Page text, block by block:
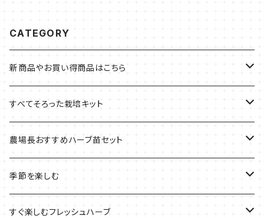
CATEGORY
新商品やお買い得商品はこちら
今イチオシの商品
季節のおすすめ商品
すべてそろった栽培キット
フェルトプランターの栽培キット
ルーツポーチの栽培キット
ブリキプランターの栽培キット
農場長おすすめハーブ苗セット
農場長おすすめセット
おすすめの寄せ植え
季節を楽しむ
2022年のお正月
すぐ楽しむフレッシュハーブ